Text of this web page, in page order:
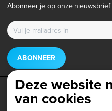
Abonneer je op onze
ABONNEER
Deze website
van cookies